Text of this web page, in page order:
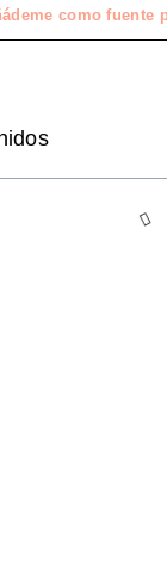
como fuente